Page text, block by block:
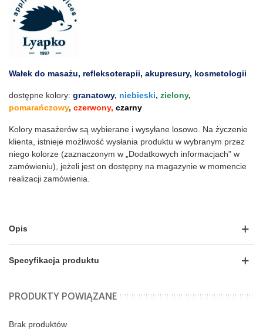
Wałek do masażu, refleksoterapii, akupresury, kosmetologii
dostępne kolory: granatowy, niebieski, zielony,
pomarańczowy, czerwony, czarny
Kolory masażerów są wybierane i wysyłane losowo. Na życzenie
klienta, istnieje możliwość wysłania produktu w wybranym przez
niego kolorze (zaznaczonym w „Dodatkowych informacjach” w
zamówieniu), jeżeli jest on dostępny na magazynie w momencie
realizacji zamówienia.
Opis
Specyfikacja produktu
PRODUKTY POWIĄZANE
Brak produktów